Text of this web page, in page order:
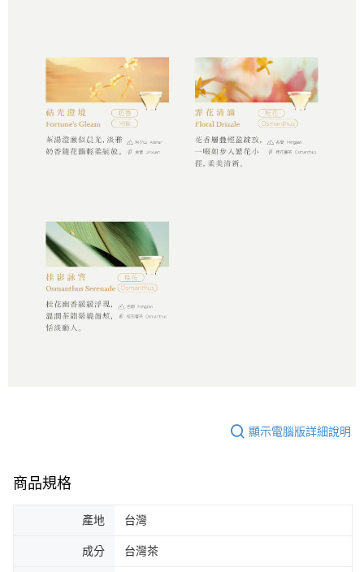
顯示電腦版詳細說明
商品規格
產地 台灣
成分 台灣茶